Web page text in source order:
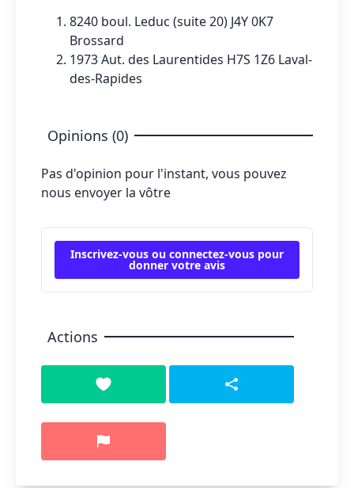
8240 boul. Leduc (suite 20) J4Y 0K7
Brossard
1973 Aut. des Laurentides H7S 1Z6 Laval-
des-Rapides
Opinions (0)
Pas d'opinion pour l'instant, vous pouvez
nous envoyer la vôtre
Inscrivez-vous ou connectez-vous pour
donner votre avis
Actions